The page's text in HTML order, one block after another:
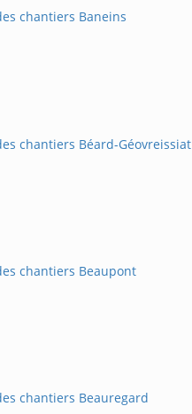
chantiers Baneins
chantiers Béard-Géovreissiat
chantiers Beaupont
chantiers Beauregard